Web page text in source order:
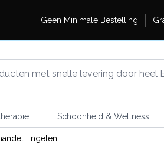
Geen Minimale Bestelling
Schoonheid & Wellness
Engelen